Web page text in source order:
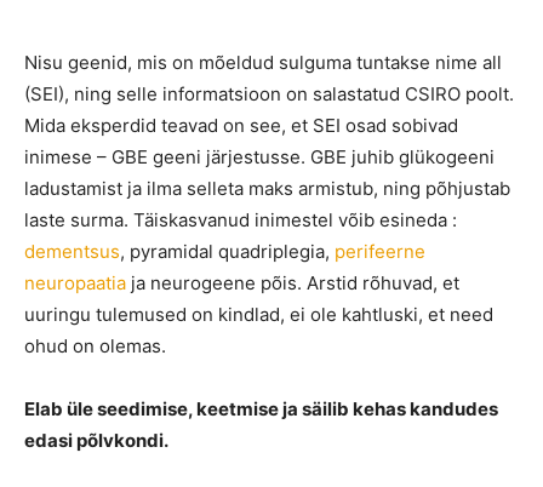
Nisu geenid, mis on mõeldud sulguma tuntakse nime all
(SEI), ning selle informatsioon on salastatud CSIRO poolt.
Mida eksperdid teavad on see, et SEI osad sobivad
inimese – GBE geeni järjestusse. GBE juhib glükogeeni
ladustamist ja ilma selleta maks armistub, ning põhjustab
laste surma. Täiskasvanud inimestel võib esineda :
dementsus, pyramidal quadriplegia, perifeerne
neuropaatia ja neurogeene põis. Arstid rõhuvad, et
uuringu tulemused on kindlad, ei ole kahtluski, et need
ohud on olemas.
Elab üle seedimise, keetmise ja säilib kehas kandudes
edasi põlvkondi.